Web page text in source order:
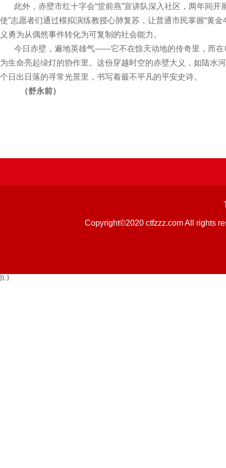
此外，赤壁市红十字会“堂前燕”宣讲队深入社区，两年间开
使”志愿者们通过模拟演练教授心肺复苏，让普通市民掌握“黄
义勇为从偶然事件转化为可复制的社会能力。
今日赤壁，遍地英雄气——它不在惊天动地的传奇里，而在
为生命亮起绿灯的协作里。这份穿越时空的赤壁大义，如陆水
个日出日落的寻常光景里，书写着最不平凡的平安史诗。
（舒永前）
Copyright©2020 ctfzzz.com All rights
}); }